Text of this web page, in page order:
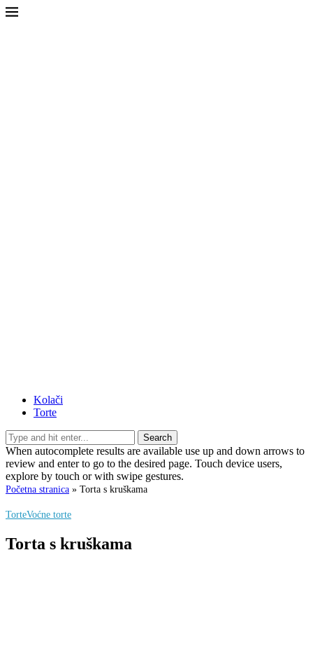
Kolači
Torte
Search
When autocomplete results are available use up and down arrows to
review and enter to go to the desired page. Touch device users,
explore by touch or with swipe gestures.
Početna stranica » Torta s kruškama
TorteVoćne torte
Torta s kruškama